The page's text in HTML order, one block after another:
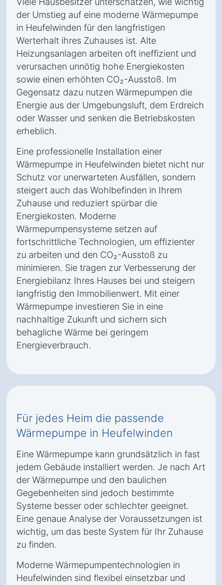
der Umstieg auf eine moderne Wärmepumpe
in Heufelwinden für den langfristigen
Werterhalt ihres Zuhauses ist. Alte
Heizungsanlagen arbeiten oft ineffizient und
verursachen unnötig hohe Energiekosten
sowie einen erhöhten CO₂-Ausstoß. Im
Gegensatz dazu nutzen Wärmepumpen die
Energie aus der Umgebungsluft, dem Erdreich
oder Wasser und senken die Betriebskosten
erheblich.
Eine professionelle Installation einer
Wärmepumpe in Heufelwinden bietet nicht nur
Schutz vor unerwarteten Ausfällen, sondern
steigert auch das Wohlbefinden in Ihrem
Zuhause und reduziert spürbar die
Energiekosten. Moderne
Wärmepumpensysteme setzen auf
fortschrittliche Technologien, um effizienter
zu arbeiten und den CO₂-Ausstoß zu
minimieren. Sie tragen zur Verbesserung der
Energiebilanz Ihres Hauses bei und steigern
langfristig den Immobilienwert. Mit einer
Wärmepumpe investieren Sie in eine
nachhaltige Zukunft und sichern sich
behagliche Wärme bei geringem
Energieverbrauch.
Für jedes Heim die passende
Wärmepumpe in Heufelwinden
Eine Wärmepumpe kann grundsätzlich in fast
jedem Gebäude installiert werden. Je nach Art
der Wärmepumpe und den baulichen
Gegebenheiten sind jedoch bestimmte
Systeme besser oder schlechter geeignet.
Eine genaue Analyse der Voraussetzungen ist
wichtig, um das beste System für Ihr Zuhause
zu finden.
Moderne Wärmepumpentechnologien in
Heufelwinden sind flexibel einsetzbar und